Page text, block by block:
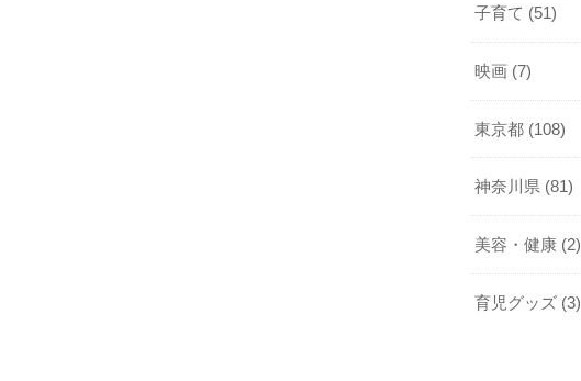
子育て (51)
映画 (7)
東京都 (108)
神奈川県 (81)
美容・健康 (2)
育児グッズ (3)